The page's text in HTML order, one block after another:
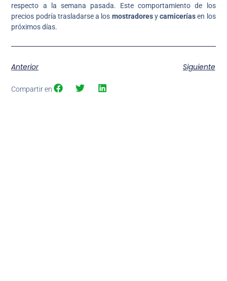
respecto a la semana pasada. Este comportamiento de los
precios podría trasladarse a los mostradoresycarniceríasen los
próximos días.
Anterior Siguiente
Compartir en